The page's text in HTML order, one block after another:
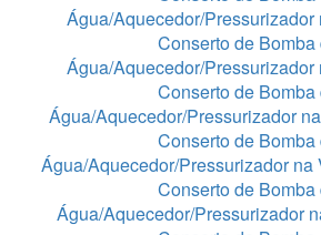
Água/Aquecedor/Pressurizador
Conserto de Bomba
Água/Aquecedor/Pressurizador
Conserto de Bomba
Água/Aquecedor/Pressurizador
Conserto de Bomba
Água/Aquecedor/Pressurizador
Conserto de Bomba
Água/Aquecedor/Pressurizador